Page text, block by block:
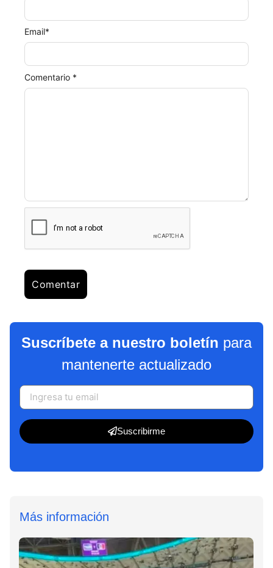
Comentario *
Email*
Suscríbete a nuestro boletín para
mantenerte actualizado
Suscribirme
Más información